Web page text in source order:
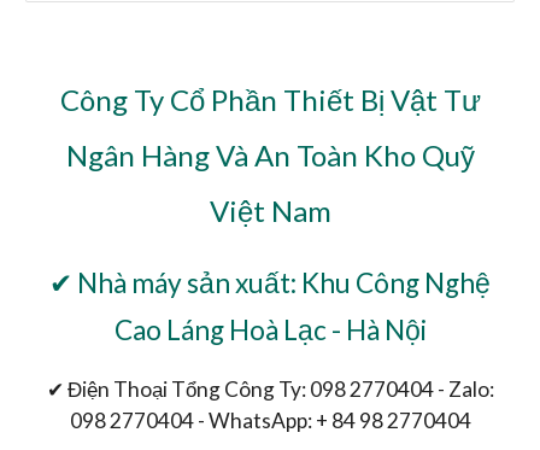
Công Ty Cổ Phần Thiết Bị Vật Tư
Ngân Hàng Và An Toàn Kho Quỹ
Việt Nam
✔ Nhà máy sản xuất: Khu Công Nghệ
Cao Láng Hoà Lạc - Hà Nội
✔ Điện Thoại Tổng Công Ty: 098 2770404 - Zalo:
098 2770404 - WhatsApp: + 84 98 2770404